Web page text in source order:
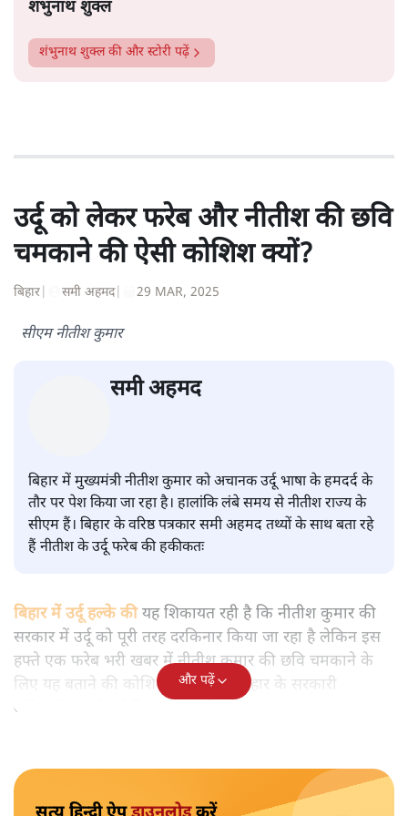
जो आत्म-सम्मान चाहिए था, वह नहीं मिल रहा था।
शंभुनाथ शुक्ल
शंभुनाथ शुक्ल की और स्टोरी पढ़ें
चमकाने की ऐसी कोशिश क्यों?
बिहार| समी अहमद| 29 MAR, 2025